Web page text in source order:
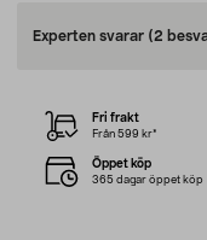
Experten svarar (2
Fri frakt
Från 599 kr*
Öppet köp
365 dagar öppet köp